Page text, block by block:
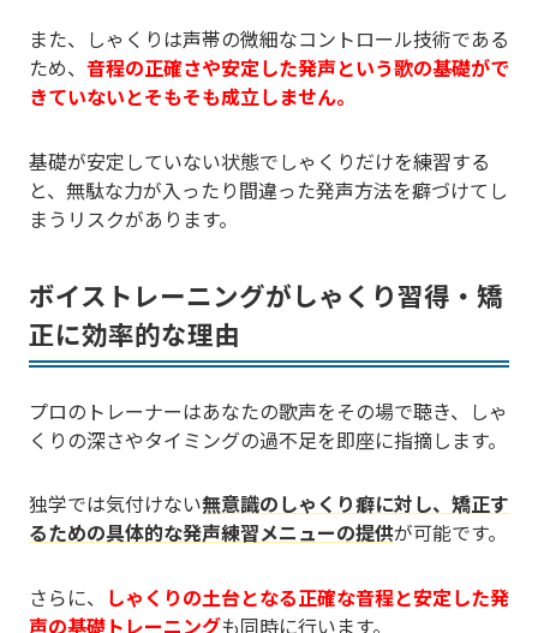
また、しゃくりは声帯の微細なコントロール技術である
ため、 音程の正確さや安定した発声という歌の基礎がで
きていないとそもそも成立しません。
基礎が安定していない状態でしゃくりだけを練習する
と、無駄な力が入ったり間違った発声方法を癖づけてし
まうリスクがあります。
ボイストレーニングがしゃくり習得・矯
正に効率的な理由
プロのトレーナーはあなたの歌声をその場で聴き、しゃ
くりの深さやタイミングの過不足を即座に指摘します。
独学では気付けない無意識のしゃくり癖に対し、矯正す
るための具体的な発声練習メニューの提供が可能です。
さらに、 しゃくりの土台となる正確な音程と安定した発
声の基礎トレーニングも同時に行います。